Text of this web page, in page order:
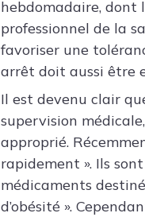
hebdomadaire, dont
professionnel de la
favoriser une
arrêt doit aussi être
Il est devenu clair
supervision
approprié.
rapidement ». Ils
médicaments
d’obésité ».